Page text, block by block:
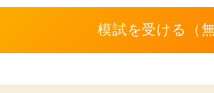
模試を受ける（無